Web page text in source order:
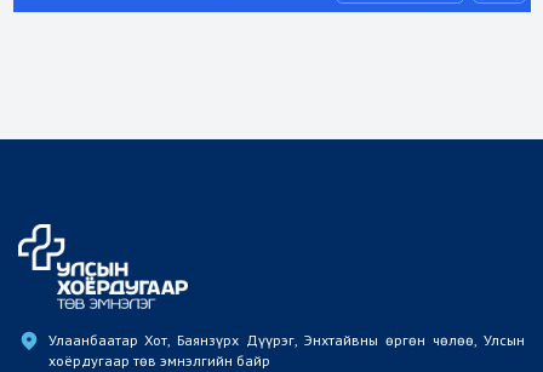
Улаанбаатар Хот, Баянзүрх Дүүрэг, Энхтайвны өргөн чөлөө, Улсын
хоёрдугаар төв эмнэлгийн байр